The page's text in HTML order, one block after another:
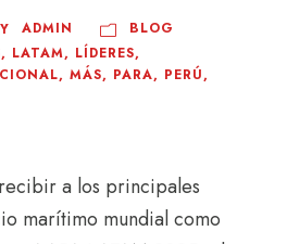
ADMIN
BLOG
, LATAM, LÍDERES,
, MÁS, PARA, PERÚ,
a los principales
marítimo mundial como